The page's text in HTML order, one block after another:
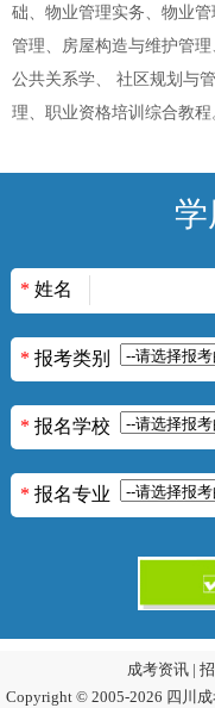
础、物业管理实务、物业
管理、房屋构造与维护管
公共关系学、 社区规划与
理、职业资格培训综合教程
* 姓名
* 报考类别
* 报名学校
* 报名专业
成考资讯|
Copyright © 2005-2026 四川成